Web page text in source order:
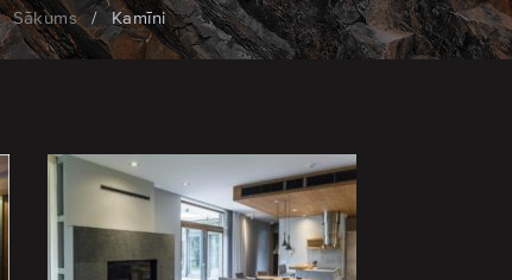
Sākums / Kamīni